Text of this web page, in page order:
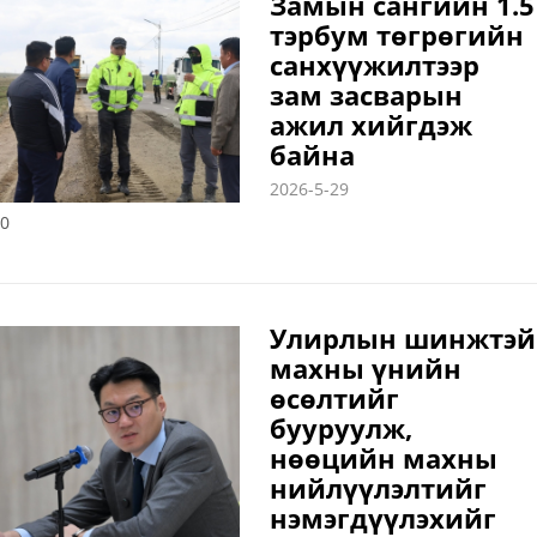
тэрбум төгрөгийн
санхүүжилтээр
зам засварын
ажил хийгдэж
байна
2026-5-29
0
Улирлын шинжтэй
махны үнийн
өсөлтийг
бууруулж,
нөөцийн махны
нийлүүлэлтийг
нэмэгдүүлэхийг